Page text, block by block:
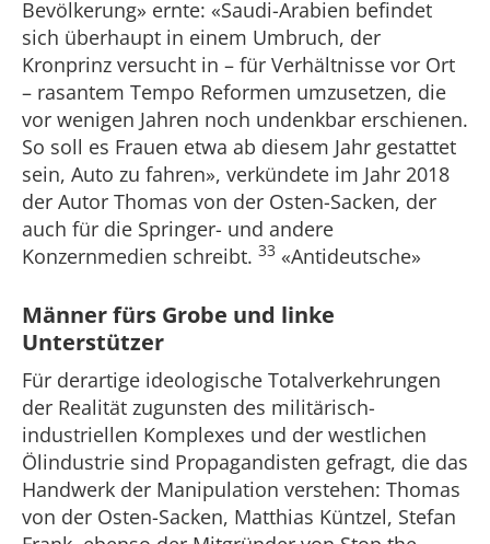
Bevölkerung» ernte: «Saudi-Arabien befindet
sich überhaupt in einem Umbruch, der
Kronprinz versucht in – für Verhältnisse vor Ort
– rasantem Tempo Reformen umzusetzen, die
vor wenigen Jahren noch undenkbar erschienen.
So soll es Frauen etwa ab diesem Jahr gestattet
sein, Auto zu fahren», verkündete im Jahr 2018
der Autor Thomas von der Osten-Sacken, der
auch für die Springer- und andere
Konzernmedien schreibt. 33 «Antideutsche»
Männer fürs Grobe und linke
Unterstützer
Für derartige ideologische Totalverkehrungen
der Realität zugunsten des militärisch-
industriellen Komplexes und der westlichen
Ölindustrie sind Propagandisten gefragt, die das
Handwerk der Manipulation verstehen: Thomas
von der Osten-Sacken, Matthias Küntzel, Stefan